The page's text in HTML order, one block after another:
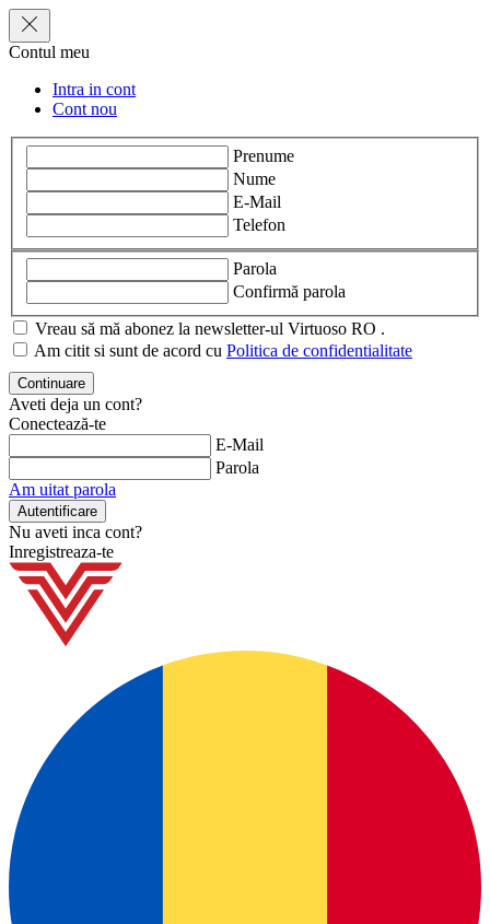
Contul meu
Intra in cont
Cont nou
Prenume
Nume
E-Mail
Telefon
Parola
Confirmă parola
Vreau să mă abonez la newsletter-ul Virtuoso RO .
Am citit si sunt de acord cu Politica de confidentialitate
Aveti deja un cont?
Conectează-te
E-Mail
Parola
Am uitat parola
Nu aveti inca cont?
Inregistreaza-te